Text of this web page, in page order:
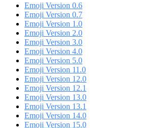
Emoji Version 0.6
Emoji Version 0.7
Emoji Version 1.0
Emoji Version 2.0
Emoji Version 3.0
Emoji Version 4.0
Emoji Version 5.0
Emoji Version 11.0
Emoji Version 12.0
Emoji Version 12.1
Emoji Version 13.0
Emoji Version 13.1
Emoji Version 14.0
Emoji Version 15.0